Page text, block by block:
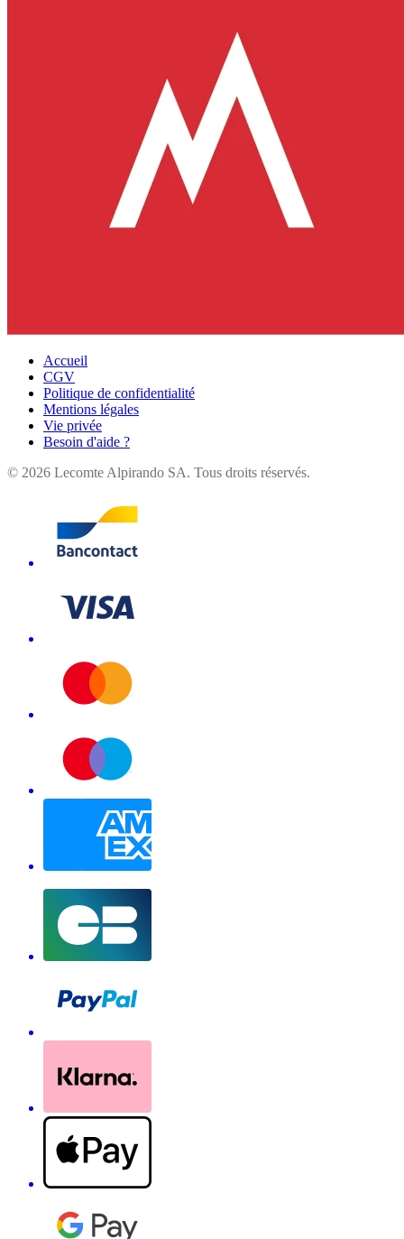
Accueil
CGV
Politique de confidentialité
Mentions légales
Vie privée
Besoin d'aide ?
© 2026 Lecomte Alpirando SA. Tous droits réservés.